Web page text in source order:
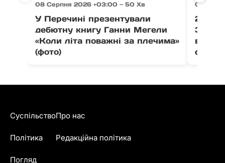
08 Серпня 2026 +03:00 — 50 Хв
У Перечині презентували
дебютну книгу Ганни Мегели
«Коли літа поважні за плечима»
(фото)
08
21
Суспільство
Політика
Погляд
Про нас
Редакційна політика